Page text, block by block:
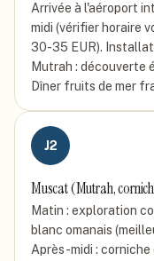
Arrivée à l'aéroport
midi (vérifier horaire
30-35 EUR).
Mutrah : découverte
Dîner fruits de mer
J2
Muscat (Mutrah,
Matin : exploration
blanc omanais
Après-midi :